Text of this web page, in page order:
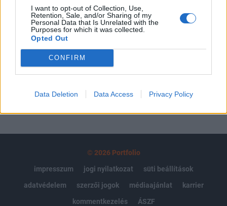
I want to opt-out of Collection, Use,
Retention, Sale, and/or Sharing of my
Personal Data that Is Unrelated with the
Purposes for which it was collected.
Opted Out
CONFIRM
Data Deletion Data Access Privacy Policy
kötéslistái
MÁR ELŐFIZETŐNK VAGY?BEJELENTKEZÉS
© 2026 Portfolio
impresszum
jogi nyilatkozat
süti beállítások
adatvédelem
szerzői jogok médiaajánlat
karrier
kommentkezelés
ÁSZF